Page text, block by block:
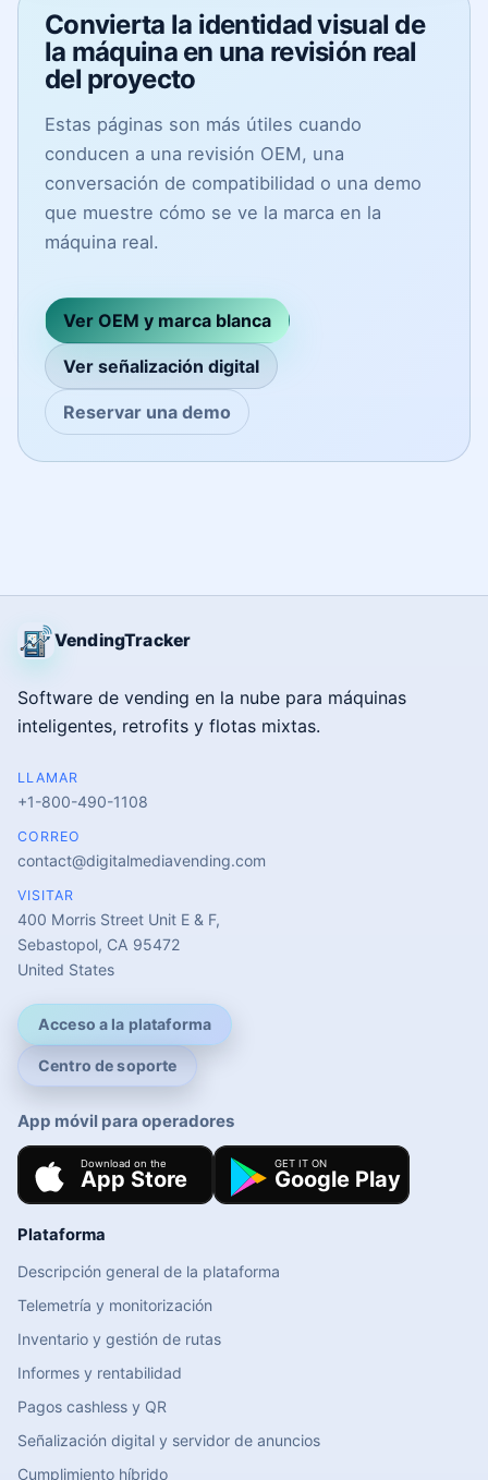
Convierta la identidad visual de
la máquina en una revisión real
del proyecto
Estas páginas son más útiles cuando
conducen a una revisión OEM, una
conversación de compatibilidad o una demo
que muestre cómo se ve la marca en la
máquina real.
Ver OEM y marca blanca
Ver señalización digital
Reservar una demo
VendingTracker
Software de vending en la nube para máquinas
inteligentes, retrofits y flotas mixtas.
LLAMAR
+1-800-490-1108
CORREO
contact@digitalmediavending.com
VISITAR
400 Morris Street Unit E & F,
Sebastopol, CA 95472
United States
Acceso a la plataforma
Centro de soporte
App móvil para operadores
Plataforma
Descripción general de la plataforma
Telemetría y monitorización
Inventario y gestión de rutas
Informes y rentabilidad
Pagos cashless y QR
Señalización digital y servidor de anuncios
Cumplimiento híbrido